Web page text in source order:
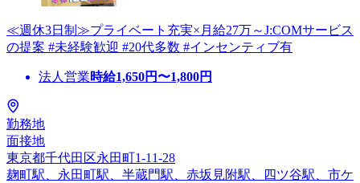
≪週休3日制≫プライベート充実×月給27万～J:COMサービス
の提案 #未経験歓迎 #20代多数 #インセンティブ有
法人営業時給1,650円〜1,800円
勤務地
面接地
東京都千代田区永田町1-11-28
麹町駅、永田町駅、半蔵門駅、赤坂見附駅、四ツ谷駅、市ケ